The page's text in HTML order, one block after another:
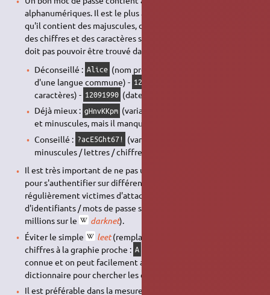
alphanumériques. Il est le plus aléatoire possible, c'est-à-dire
qu'il contient des majuscules, des minuscules, des symboles,
des chiffres et des caractères spéciaux. Le mot de passe ne
doit pas pouvoir être trouvé dans un dictionnaire.
Déconseillé : Alice (nom propre courant) -
d'une langue commune) - 12345
caractères) - 12091990 (date)
Déjà mieux : gHnvKKpm (variation aléatoire de majuscules
et minuscules, mais il manque les chiffres et les symboles)
Conseillé : ?acE5Ght67! (variation majuscules /
minuscules / lettres / chiffres / symboles)
Il est très important de ne pas utiliser le même mot de passe
pour s'authentifier sur différents services (les serveurs sont
régulièrement victimes d'attaques, et les couples
d'identifiants / mots de passe se revendent par liste de
millions sur le
darknet).
Éviter le simple
leet(remplacer des lettres par des
chiffres à la graphie proche : A
connue et on peut facilement adapter une attaque par
dictionnaire pour chercher les combinaisons.
Il est préférable dans la mesure du possible de changer de